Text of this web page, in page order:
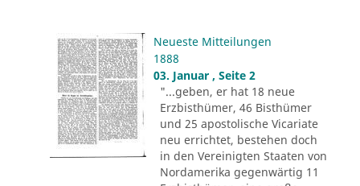
Neueste Mitteilungen
1888
03. Januar , Seite 2
"...geben, er hat 18 neue
Erzbisthümer, 46 Bisthümer
und 25 apostolische Vicariate
neu errichtet, bestehen doch
in den Vereinigten Staaten von
Nordamerika gegenwärtig 11